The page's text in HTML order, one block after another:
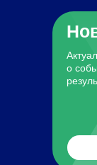
о